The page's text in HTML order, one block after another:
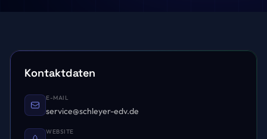
Kontaktdaten
E-MAIL
service@schleyer-edv.de
WEBSITE